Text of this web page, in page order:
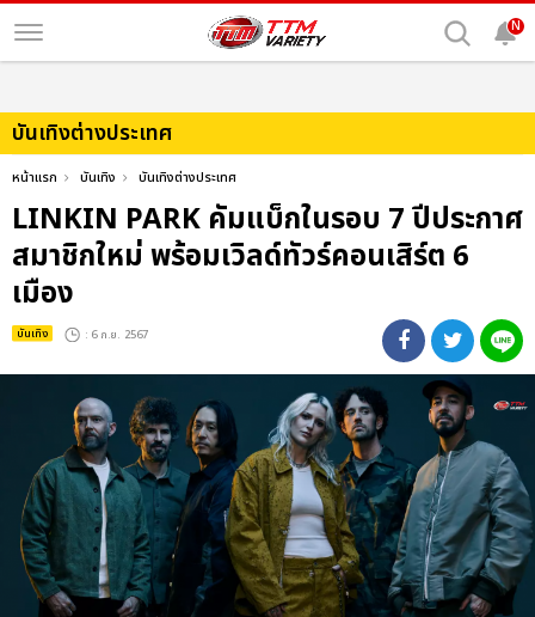
N
บันเทิงต่างประเทศ
หน้าแรก บันเทิง บันเทิงต่างประเทศ
LINKIN PARK คัมแบ็กในรอบ 7 ปีประกาศ
สมาชิกใหม่ พร้อมเวิลด์ทัวร์คอนเสิร์ต 6
เมือง
บันเทิง : 6 ก.ย. 2567